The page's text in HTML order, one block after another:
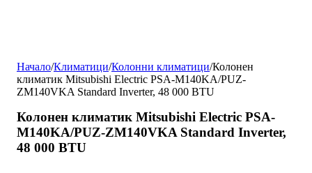
Начало/Климатици/Колонни климатици/Колонен
климатик Mitsubishi Electric PSA-M140KA/PUZ-
ZM140VKA Standard Inverter, 48 000 BTU
Колонен климатик Mitsubishi Electric PSA-
M140KA/PUZ-ZM140VKA Standard Inverter,
48 000 BTU